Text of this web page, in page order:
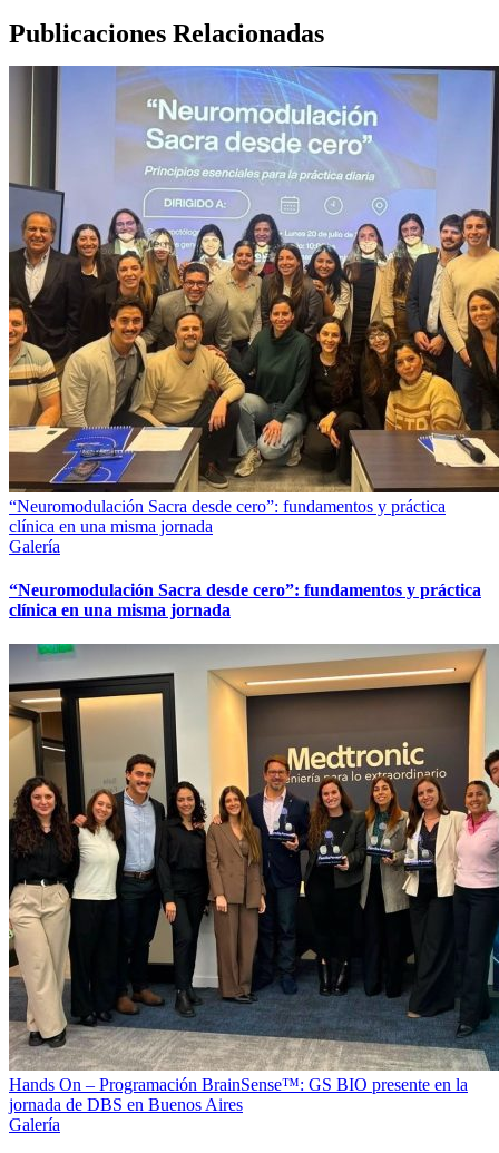
Facebook
Twitter
Reddit
LinkedIn
WhatsApp
Telegram
Tumblr
Pinterest
Vk
Xing
Correo
electrónico
Publicaciones Relacionadas
“Neuromodulación Sacra desde cero”: fundamentos y práctica
clínica en una misma jornada
Galería
“Neuromodulación Sacra desde cero”: fundamentos y práctica
clínica en una misma jornada
Hands On – Programación BrainSense™: GS BIO presente en la
jornada de DBS en Buenos Aires
Galería